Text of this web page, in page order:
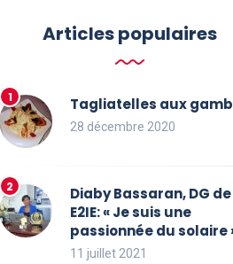
Articles populaires
Tagliatelles aux
28 décembre 2020
Diaby Bassaran, DG de
E2IE: « Je suis une
passionnée du solaire
11 juillet 2021